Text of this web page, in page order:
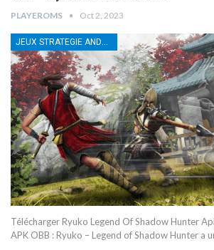
PLAYEROMS Oct 2, 2023
JEUX STRATEGIE ANDROID
Télécharger Ryuko Legend Of Shadow Hunter
APK OBB : Ryuko – Legend of Shadow Hunter a